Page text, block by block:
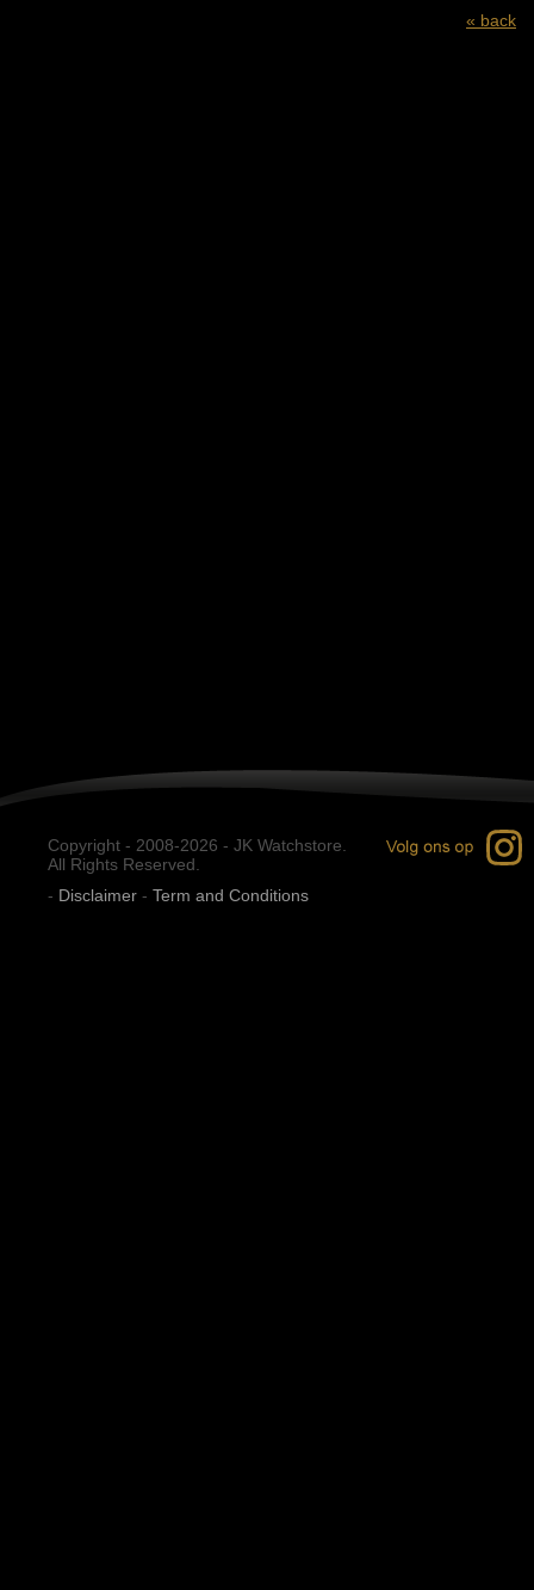
« back
Copyright - 2008-2026 - JK Watchstore.
All Rights Reserved.
- Disclaimer - Term and Conditions